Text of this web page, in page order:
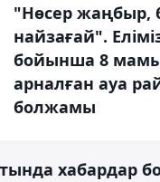
"Нөсер жаңбыр,
найзағай".
бойынша 8
арналған ауа
болжамы
хабардар